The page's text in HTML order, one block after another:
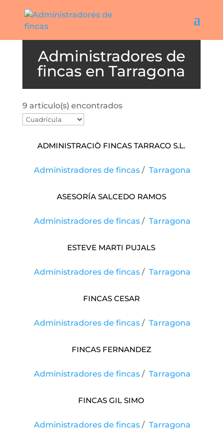
Tarragona
9 artículo(s) encontrados
ADMINISTRACIÒ FINCAS TARRACO S.L.
Administradores de fincas / Tarragona
Asesoría Salcedo Ramos
Administradores de fincas / Tarragona
Esteve Marti Pujals
Administradores de fincas / Tarragona
Fincas Cesar
Administradores de fincas / Tarragona
Fincas Fernandez
Administradores de fincas / Tarragona
FINCAS GIL SIMO
Administradores de fincas / Tarragona